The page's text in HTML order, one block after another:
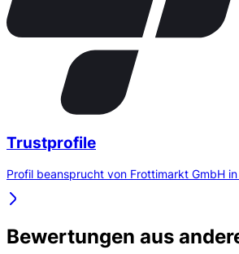
Trustprofile
Profil beansprucht von Frottimarkt GmbH
Bewertungen aus